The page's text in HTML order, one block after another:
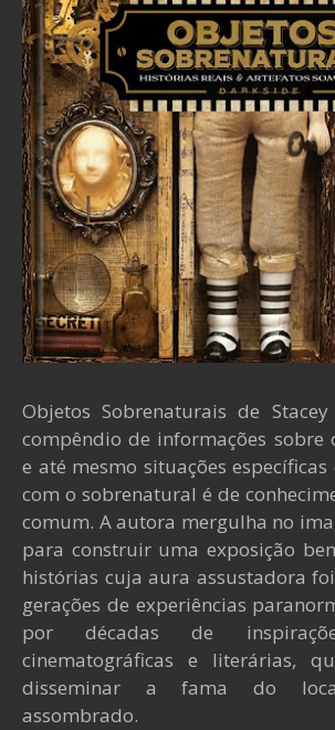
Objetos Sobrenaturais de
compêndio de informações sobre
e até mesmo situações específicas
com o sobrenatural é de
comum. A autora mergulha no
para construir uma exposição
histórias cuja aura assustadora
gerações de experiências
por décadas de
cinematográficas e literárias,
disseminar a fama do
assombrado.